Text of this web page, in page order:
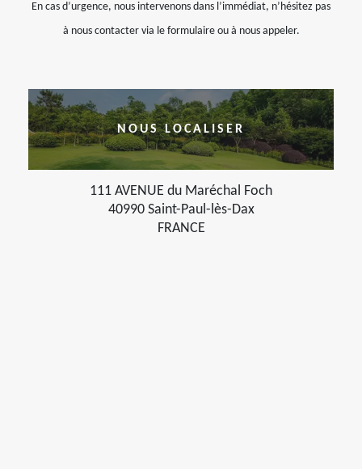
En cas d’urgence, nous intervenons dans l’immédiat, n’hésitez pas
à nous contacter via le formulaire ou à nous appeler.
NOUS LOCALISER
111 AVENUE du Maréchal Foch
40990 Saint-Paul-lès-Dax
FRANCE